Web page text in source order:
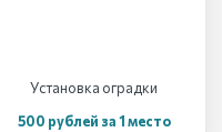
Установка оградки
500 рублей за 1 место